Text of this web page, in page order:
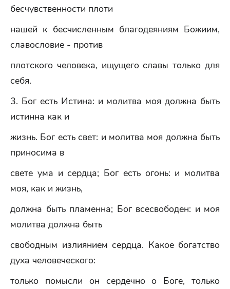
бесчувственности плоти
нашей к бесчисленным благодеяниям Божиим,
славословие - против
плотского человека, ищущего славы только для
себя.
3. Бог есть Истина: и молитва моя должна быть
истинна как и
жизнь. Бог есть свет: и молитва моя должна быть
приносима в
свете ума и сердца; Бог есть огонь: и молитва
моя, как и жизнь,
должна быть пламенна; Бог всесвободен: и моя
молитва должна быть
свободным излиянием сердца. Какое богатство
духа человеческого:
только помысли он сердечно о Боге, только